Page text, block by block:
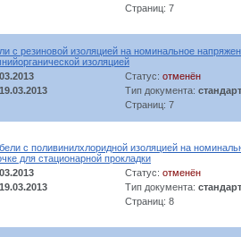
Страниц: 7
с резиновой изоляцией на номинальное
изоляцией
Статус: отменён
19.03.2013 Тип документа: стандарт
Страниц: 7
с поливинилхлоридной изоляцией на
для стационарной прокладки
Статус: отменён
19.03.2013 Тип документа: стандарт
Страниц: 8